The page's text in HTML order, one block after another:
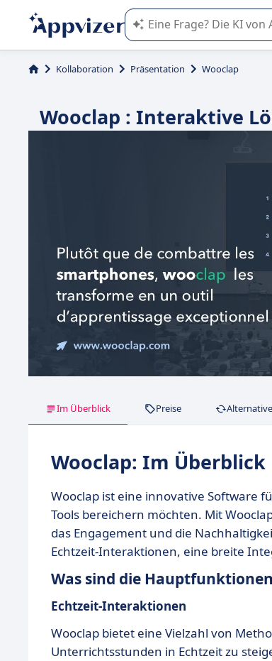
Die KI von Appvizer führt
Kollaboration Präsentation Wooclap
Wooclap : Interaktive
Im Überblick Preise
Wooclap: Im Überblick
Wooclap ist eine innovative Software
Tools bereichern möchten. Mit
das Engagement und die
Echtzeit-Interaktionen, eine breite
Was sind die
Echtzeit-Interaktionen
Wooclap bietet eine Vielzahl von
Unterrichtsstunden in Echtzeit zu